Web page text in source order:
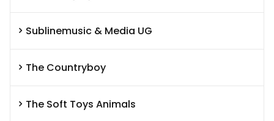
Sublinemusic & Media UG
The Countryboy
The Soft Toys Animals